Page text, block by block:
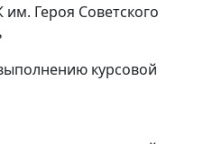
Героя Советского
курсовой